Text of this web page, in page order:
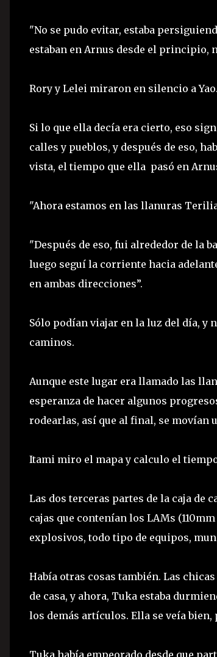
"No se pudo evitar, estaba
estaban en Arnus desde el principio,
Rory y Lelei miraron en silencio a Yao.
Si lo que ella decía era cierto, eso
calles y pueblos, y después de eso,
vista, el tiempo que ella pasó en
"Ahora estamos en las llanuras
"Después de eso, fui alrededor de la
luego seguí la corriente hacia
en ambas direcciones”.
Sólo podían viajar en la luz del día, y
caminos.
Aunque este lugar era llamado las
esperanza de hacer algunos
rodearlas, así que al final, se movían
Itami miro el mapa y calculo el
Las dos terceras partes de la caja de
cajas que contenían los LAMs
explosivos, todo tipo de equipos,
Había otras cosas también. Las
de casa, y ahora, Tuka estaba
los demás artículos. Ella se veía
Tuka había empeorado desde que